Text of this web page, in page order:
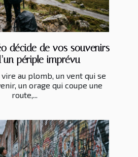
décide de vos souvenirs
périple imprévu
au plomb, un vent qui se
un orage qui coupe une
route,...